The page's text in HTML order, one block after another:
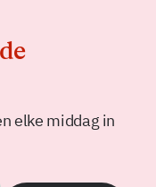
elke middag in